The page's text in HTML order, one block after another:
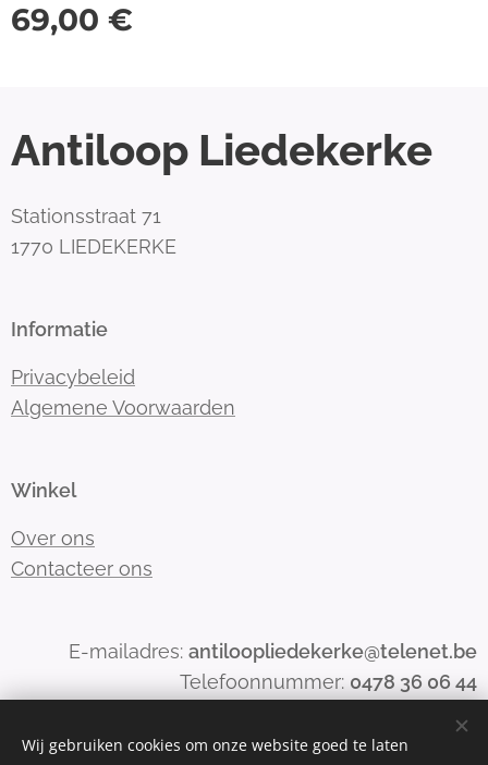
69,00 €
Antiloop Liedekerke
Stationsstraat 71
1770 LIEDEKERKE
Informatie
Privacybeleid
Algemene Voorwaarden
Winkel
Over ons
Contacteer ons
E-mailadres: antiloopliedekerke@telenet.be
Telefoonnummer: 0478 36 06 44
Wij gebruiken cookies om onze website goed te laten